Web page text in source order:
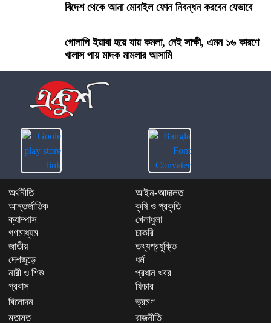
বিদেশ থেকে আনা মোবাইল ফোন নিবন্ধন করবেন যেভাবে
গোলাপি ইয়াবা হয়ে যায় কমলা, নেই সাক্ষী, এমন ১৬ কারণে
খালাস পায় মাদক মামলার আসামি
অর্থনীতি
আইন-আদালত
আন্তর্জাতিক
কৃষি ও প্রকৃতি
ক্যাম্পাস
খেলাধুলা
গণমাধ্যম
চাকরি
জাতীয়
তথ্যপ্রযুক্তি
দেশজুড়ে
ধর্ম
নারী ও শিশু
প্রধান খবর
প্রবাস
ফিচার
বিনোদন
ভ্রমণ
মতামত
রাজনীতি